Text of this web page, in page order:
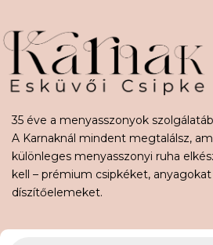
35 éve a menyasszonyok
A Karnaknál mindent megtalálsz,
különleges menyasszonyi ruha
kell – prémium csipkéket,
díszítőelemeket.